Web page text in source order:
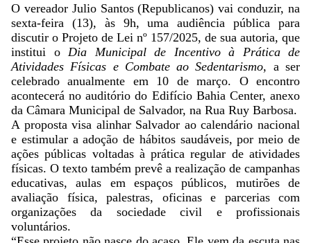
O vereador Julio Santos (Republicanos) vai conduzir, na
sexta-feira (13), às 9h, uma audiência pública para
discutir o Projeto de Lei nº 157/2025, de sua autoria, que
institui o Dia Municipal de Incentivo à Prática de
Atividades Físicas e Combate ao Sedentarismo, a ser
celebrado anualmente em 10 de março. O encontro
acontecerá no auditório do Edifício Bahia Center, anexo
da Câmara Municipal de Salvador, na Rua Ruy Barbosa.
A proposta visa alinhar Salvador ao calendário nacional
e estimular a adoção de hábitos saudáveis, por meio de
ações públicas voltadas à prática regular de atividades
físicas. O texto também prevê a realização de campanhas
educativas, aulas em espaços públicos, mutirões de
avaliação física, palestras, oficinas e parcerias com
organizações da sociedade civil e profissionais
voluntários.